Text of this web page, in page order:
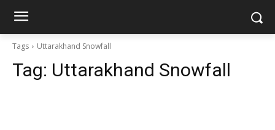
Tags Uttarakhand Snowfall
Tag: Uttarakhand Snowfall